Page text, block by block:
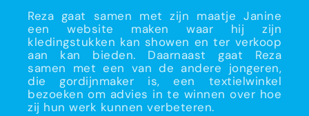
Reza gaat samen met zijn maatje Janine
een website maken waar hij zijn
kledingstukken kan showen en ter verkoop
aan kan bieden. Daarnaast gaat Reza
samen met een van de andere jongeren,
die gordijnmaker is, een textielwinkel
bezoeken om advies in te winnen over hoe
zij hun werk kunnen verbeteren.